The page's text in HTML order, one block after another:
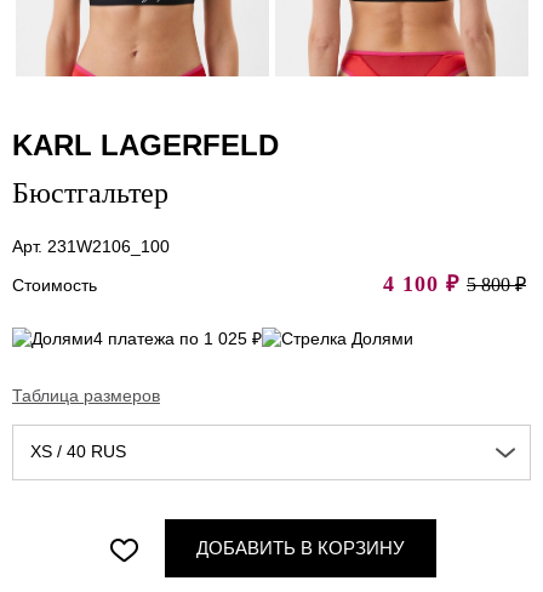
KARL LAGERFELD
Бюстгальтер
Арт. 231W2106_100
Стоимость
4 100 ₽ 5 800 ₽
4 платежа по 1 025 ₽
Таблица размеров
XS / 40 RUS
ДОБАВИТЬ В КОРЗИНУ